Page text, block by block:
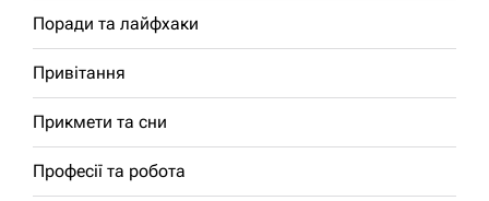
Поради та лайфхаки
Привітання
Прикмети та сни
Професії та робота